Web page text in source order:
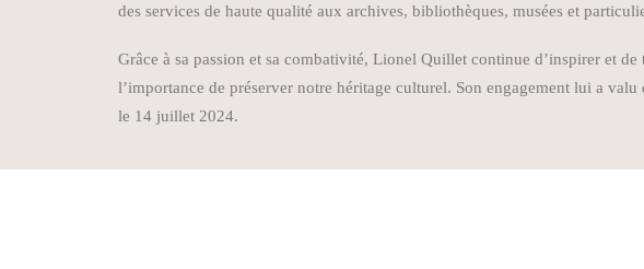
des services de haute qualité aux archives, bibliothèques, musées et
Grâce à sa passion et sa combativité, Lionel Quillet continue d’inspirer et
l’importance de préserver notre héritage culturel. Son engagement lui a
le 14 juillet 2024.